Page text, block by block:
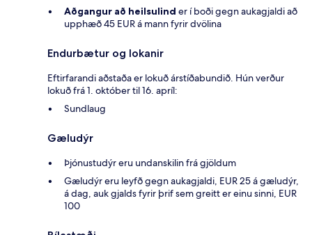
Aðgangur að heilsulind er í boði gegn aukagjaldi að
upphæð 45 EUR á mann fyrir dvölina
Endurbætur og lokanir
Eftirfarandi aðstaða er lokuð árstíðabundið. Hún verður
lokuð frá 1. október til 16. apríl:
Sundlaug
Gæludýr
Þjónustudýr eru undanskilin frá gjöldum
Gæludýr eru leyfð gegn aukagjaldi, EUR 25 á gæludýr,
á dag, auk gjalds fyrir þrif sem greitt er einu sinni, EUR
100